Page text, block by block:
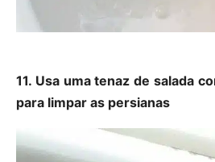
11. Usa uma tenaz de salada
para limpar as persianas